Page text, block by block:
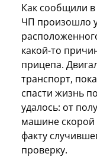
Как сообщили
ЧП произошло
какой-то
прицепа.
транспорт,
спасти жизнь
удалось: от
машине
факту
проверку.